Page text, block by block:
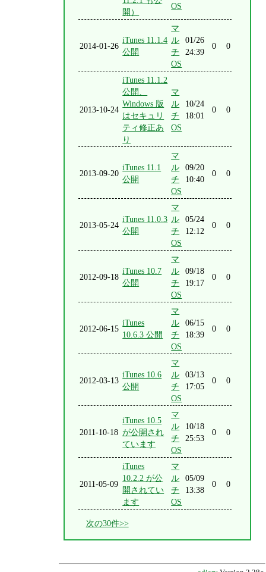
開）
OS
2014-01-26
iTunes 11.1.4
公開
マ
ル
チ
OS
01/26
24:39
0 0
2013-10-24
iTunes 11.1.2
公開、
Windows 版
はセキュリ
ティ修正あ
り
マ
ル
チ
OS
10/24
18:01
0 0
2013-09-20
iTunes 11.1
公開
マ
ル
チ
OS
09/20
10:40
0 0
2013-05-24
iTunes 11.0.3
公開
マ
ル
チ
OS
05/24
12:12
0 0
2012-09-18
iTunes 10.7
公開
マ
ル
チ
OS
09/18
19:17
0 0
2012-06-15
iTunes
10.6.3 公開
マ
ル
チ
OS
06/15
18:39
0 0
2012-03-13
iTunes 10.6
公開
マ
ル
チ
OS
03/13
17:05
0 0
2011-10-18
iTunes 10.5
が公開され
ています
マ
ル
チ
OS
10/18
25:53
0 0
2011-05-09
iTunes
10.2.2 が公
開されてい
ます
マ
ル
チ
OS
05/09
13:38
0 0
次の30件>>